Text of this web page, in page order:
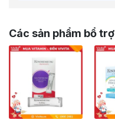
Các sản phẩm bổ trợ